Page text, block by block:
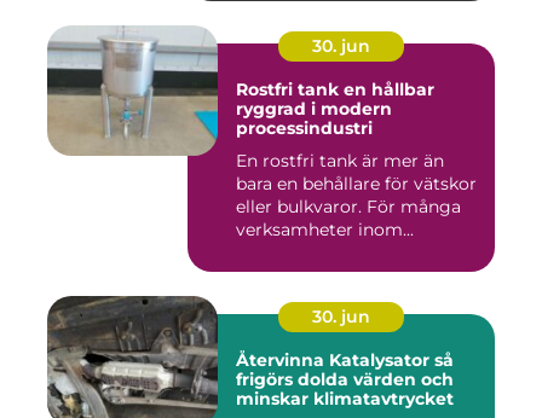
30. jun
Rostfri tank en hållbar
ryggrad i modern
processindustri
En rostfri tank är mer än
bara en behållare för vätskor
eller bulkvaror. För många
verksamheter inom...
30. jun
Återvinna Katalysator så
frigörs dolda värden och
minskar klimatavtrycket